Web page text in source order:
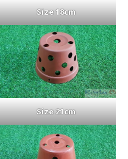
Size 18cm
Size 21cm